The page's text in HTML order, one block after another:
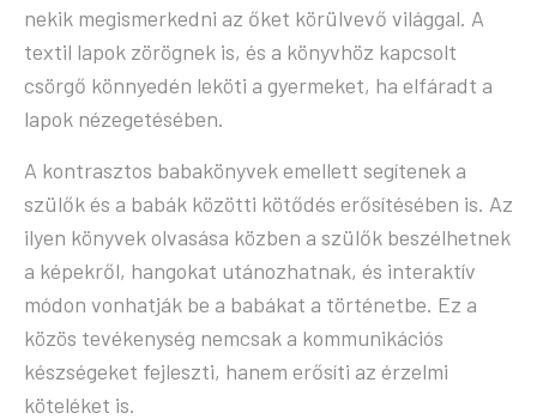
nekik megismerkedni az őket körülvevő világgal. A
textil lapok zörögnek is, és a könyvhöz kapcsolt
csörgő könnyedén leköti a gyermeket, ha elfáradt a
lapok nézegetésében.
A kontrasztos babakönyvek emellett segítenek a
szülők és a babák közötti kötődés erősítésében is. Az
ilyen könyvek olvasása közben a szülők beszélhetnek
a képekről, hangokat utánozhatnak, és interaktív
módon vonhatják be a babákat a történetbe. Ez a
közös tevékenység nemcsak a kommunikációs
készségeket fejleszti, hanem erősíti az érzelmi
köteléket is.